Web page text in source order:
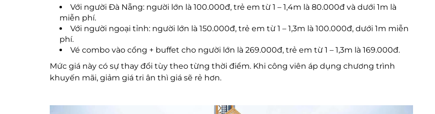
Với người Đà Nẵng: người lớn là 100.000đ, trẻ em từ 1 – 1,4m là 80.000đ và dưới 1m là
miễn phí.
Với người ngoại tỉnh: người lớn là 150.000đ, trẻ em từ 1 – 1,3m là 100.000đ, dưới 1m miễn
phí.
Vé combo vào cổng + buffet cho người lớn là 269.000đ, trẻ em từ 1 – 1,3m là 169.000đ.
Mức giá này có sự thay đổi tùy theo từng thời điểm. Khi công viên áp dụng chương trình
khuyến mãi, giảm giá tri ân thì giá sẽ rẻ hơn.